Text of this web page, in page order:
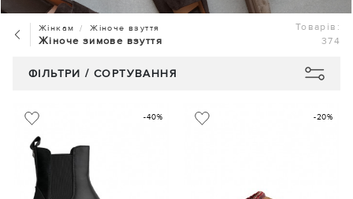
Жінкам Жіноче взуття
Жіноче зимове взуття
Товарів:
374
ФІЛЬТРИ / СОРТУВАННЯ
-40% -20%